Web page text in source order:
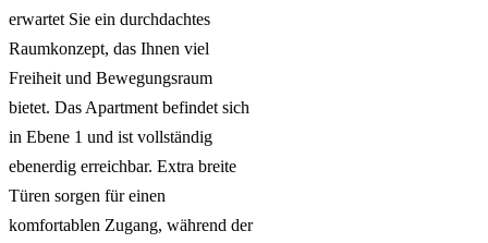
erwartet Sie ein durchdachtes
Raumkonzept, das Ihnen viel
Freiheit und Bewegungsraum
bietet. Das Apartment befindet sich
in Ebene 1 und ist vollständig
ebenerdig erreichbar. Extra breite
Türen sorgen für einen
komfortablen Zugang, während der